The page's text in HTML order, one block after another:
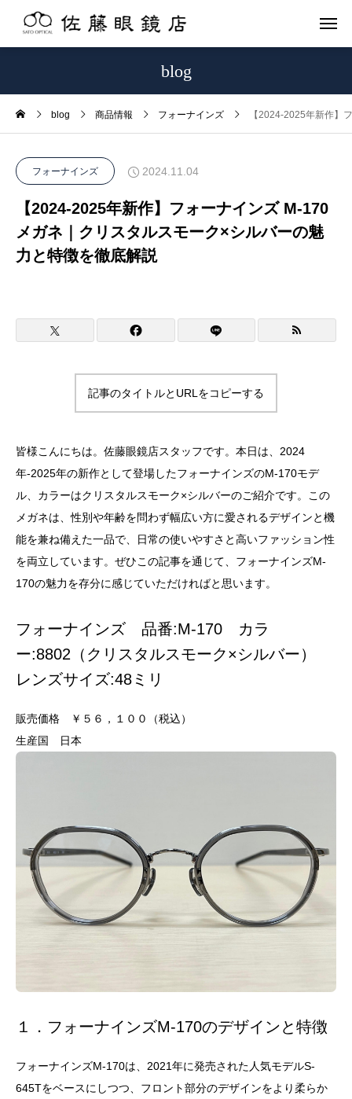
blog
blog 商品情報 フォーナインズ 【2024-2025年新作】
フォーナインズ 2024.11.04
【2024-2025年新作】フォーナインズ M-170
メガネ｜クリスタルスモーク×シルバーの魅
力と特徴を徹底解説
記事のタイトルとURLをコピーする
皆様こんにちは。佐藤眼鏡店スタッフです。本日は、2024
年-2025年の新作として登場したフォーナインズのM-170モデ
ル、カラーはクリスタルスモーク×シルバーのご紹介です。この
メガネは、性別や年齢を問わず幅広い方に愛されるデザインと機
能を兼ね備えた一品で、日常の使いやすさと高いファッション性
を両立しています。ぜひこの記事を通じて、フォーナインズM-
170の魅力を存分に感じていただければと思います。
フォーナインズ 品番:M-170 カラ
ー:8802（クリスタルスモーク×シルバー）
レンズサイズ:48ミリ
販売価格 ￥５６，１００（税込）
生産国 日本
１．フォーナインズM-170のデザインと特徴
フォーナインズM-170は、2021年に発売された人気モデルS-
645Tをベースにしつつ、フロント部分のデザインをより柔らか